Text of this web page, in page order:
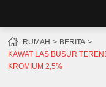
RUMAH
BERITA
KAWAT LAS BUSUR
KROMIUM 2,5%